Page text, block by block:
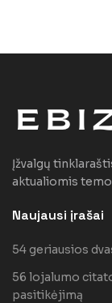
Įžvalgų
aktualiomis
Naujausi įrašai
54 geriausios
56 lojalumo
pasitikėjimą